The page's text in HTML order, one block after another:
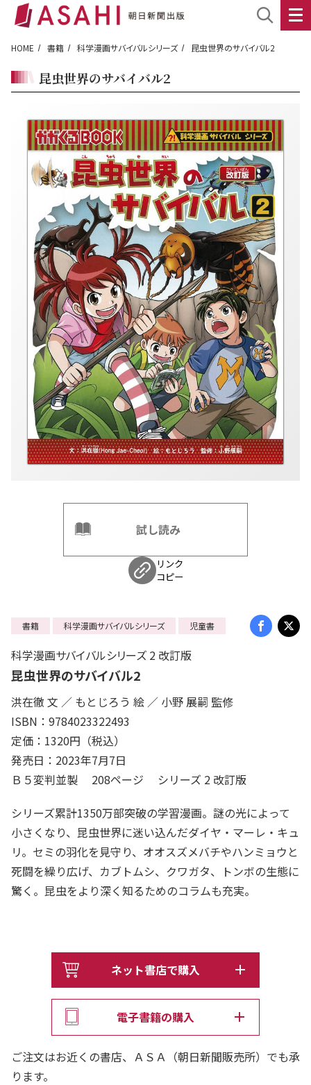
HOME 書籍 科学漫画サバイバルシリーズ 昆虫世界のサバイバル2
昆虫世界のサバイバル2
試し読み
リンク
コピー
書籍 科学漫画サバイバルシリーズ 児童書
科学漫画サバイバルシリーズ 2 改訂版
昆虫世界のサバイバル2
洪在徹 文 ／ もとじろう 絵 ／ 小野 展嗣 監修
ISBN：9784023322493
定価：1320円（税込）
発売日：2023年7月7日
Ｂ５変判並製 208ページ シリーズ 2 改訂版
シリーズ累計1350万部突破の学習漫画。謎の光によって
小さくなり、昆虫世界に迷い込んだダイヤ・マーレ・キュ
リ。セミの羽化を見守り、オオスズメバチやハンミョウと
死闘を繰り広げ、カブトムシ、クワガタ、トンボの生態に
驚く。昆虫をより深く知るためのコラムも充実。
ネット書店で購入
電子書籍の購入
ご注文はお近くの書店、ＡＳＡ（朝日新聞販売所）でも承
ります。